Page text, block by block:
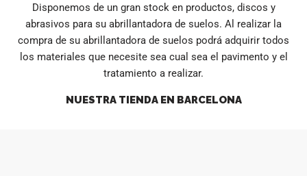
Disponemos de un gran stock en productos, discos y
abrasivos para su abrillantadora de suelos. Al realizar la
compra de su abrillantadora de suelos podrá adquirir todos
los materiales que necesite sea cual sea el pavimento y el
tratamiento a realizar.
NUESTRA TIENDA EN BARCELONA